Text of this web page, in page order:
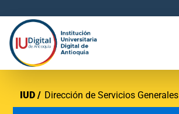
IUD Dirección de Servicios Generales